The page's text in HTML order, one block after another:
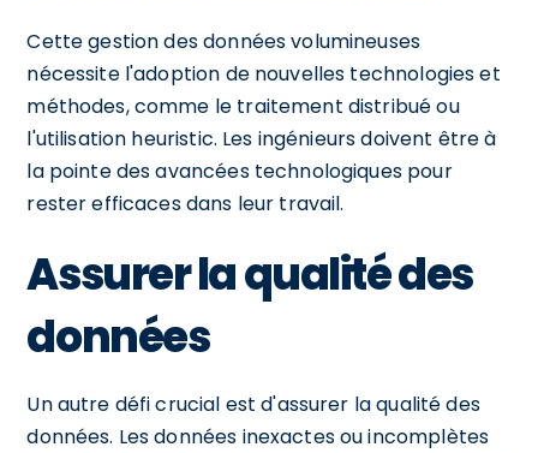
Cette gestion des données volumineuses
nécessite l'adoption de nouvelles technologies et
méthodes, comme le traitement distribué ou
l'utilisation heuristic. Les ingénieurs doivent être à
la pointe des avancées technologiques pour
rester efficaces dans leur travail.
Assurer la qualité des
données
Un autre défi crucial est d'assurer la qualité des
données. Les données inexactes ou incomplètes